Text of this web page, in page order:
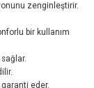
zenginleştirir.
bir kullanım
garanti eder.